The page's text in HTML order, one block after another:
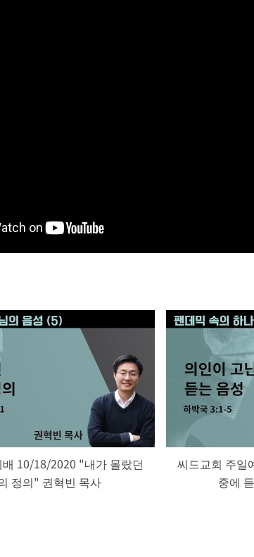
10/18/2020 "내가 몰랐던
정의" 권혁빈 목사
씨드교회 주일
중에